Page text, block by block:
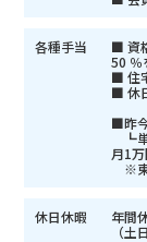
各種手当
■ 資
50 ％
■ 住
■ 休
■昨
┗単
月1万
※東
休日休暇
年間
（